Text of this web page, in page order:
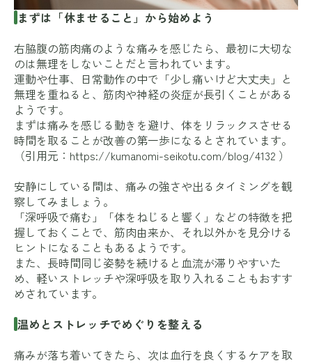
まずは「休ませること」から始めよう
右脇腹の筋肉痛のような痛みを感じたら、最初に大切な
のは無理をしないことだと言われています。
運動や仕事、日常動作の中で「少し痛いけど大丈夫」と
無理を重ねると、筋肉や神経の炎症が長引くことがある
ようです。
まずは痛みを感じる動きを避け、体をリラックスさせる
時間を取ることが改善の第一歩になるとされています。
（引用元： https://kumanomi-seikotu.com/blog/4132 ）
安静にしている間は、痛みの強さや出るタイミングを観
察してみましょう。
「深呼吸で痛む」「体をねじると響く」などの特徴を把
握しておくことで、筋肉由来か、それ以外かを見分ける
ヒントになることもあるようです。
また、長時間同じ姿勢を続けると血流が滞りやすいた
め、軽いストレッチや深呼吸を取り入れることもおすす
めされています。
温めとストレッチでめぐりを整える
痛みが落ち着いてきたら、次は血行を良くするケアを取